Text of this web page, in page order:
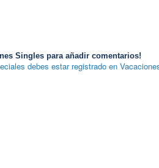
Singles para añadir comentarios!
debes estar registrado en